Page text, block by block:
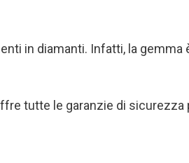
in diamanti. Infatti, la gemma
tutte le garanzie di sicurezza